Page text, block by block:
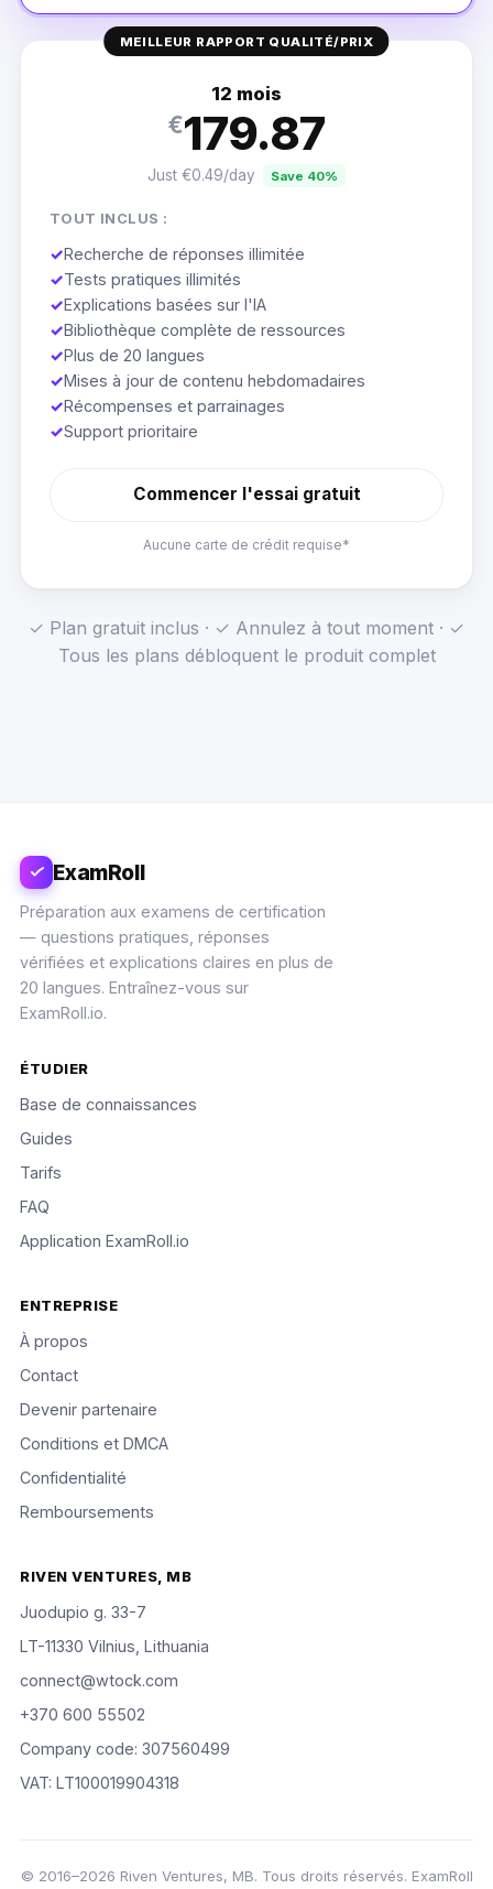
MEILLEUR RAPPORT QUALITÉ/PRIX
12 mois
€179.87
Just €0.49/day Save 40%
TOUT INCLUS :
✓Recherche de réponses illimitée
✓Tests pratiques illimités
✓Explications basées sur l'IA
✓Bibliothèque complète de ressources
✓Plus de 20 langues
✓Mises à jour de contenu hebdomadaires
✓Récompenses et parrainages
✓Support prioritaire
Commencer l'essai gratuit
Aucune carte de crédit requise*
✓ Plan gratuit inclus · ✓ Annulez à tout moment · ✓
Tous les plans débloquent le produit complet
ExamRoll
Préparation aux examens de certification
— questions pratiques, réponses
vérifiées et explications claires en plus de
20 langues. Entraînez-vous sur
ExamRoll.io.
ÉTUDIER
Base de connaissances
Guides
Tarifs
FAQ
Application ExamRoll.io
ENTREPRISE
À propos
Contact
Devenir partenaire
Conditions et DMCA
Confidentialité
Remboursements
RIVEN VENTURES, MB
Juodupio g. 33-7
LT-11330 Vilnius, Lithuania
connect@wtock.com
+370 600 55502
Company code: 307560499
VAT: LT100019904318
© 2016–2026 Riven Ventures, MB. Tous droits réservés. ExamRoll